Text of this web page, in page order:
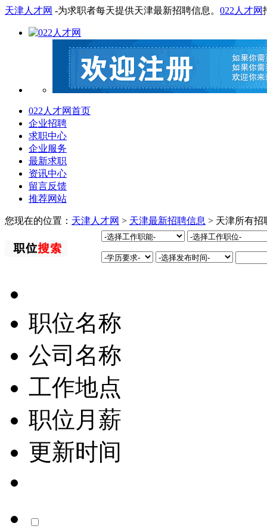
天津人才网 -为求职者每天提供天津最新招聘信息。 022人才网
022人才网首页
企业招聘
求职中心
企业服务
最新求职
资讯中心
留言反馈
推荐网站
您现在的位置： 天津人才网 > 天津最新招聘信息 > 天津所有招
职位名称
公司名称
工作地点
职位月薪
更新时间